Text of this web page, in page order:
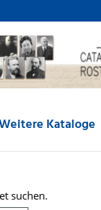
Kataloge
suchen.